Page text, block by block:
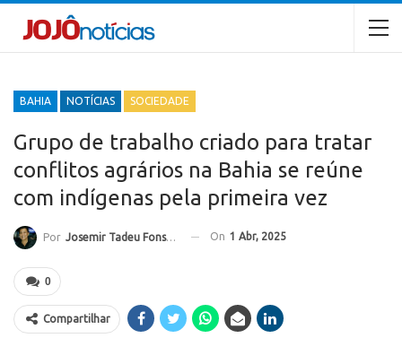
BAHIA NOTÍCIAS SOCIEDADE
Grupo de trabalho criado para tratar
conflitos agrários na Bahia se reúne
com indígenas pela primeira vez
Por Josemir Tadeu Fonseca On 1 Abr, 2025
0
Compartilhar